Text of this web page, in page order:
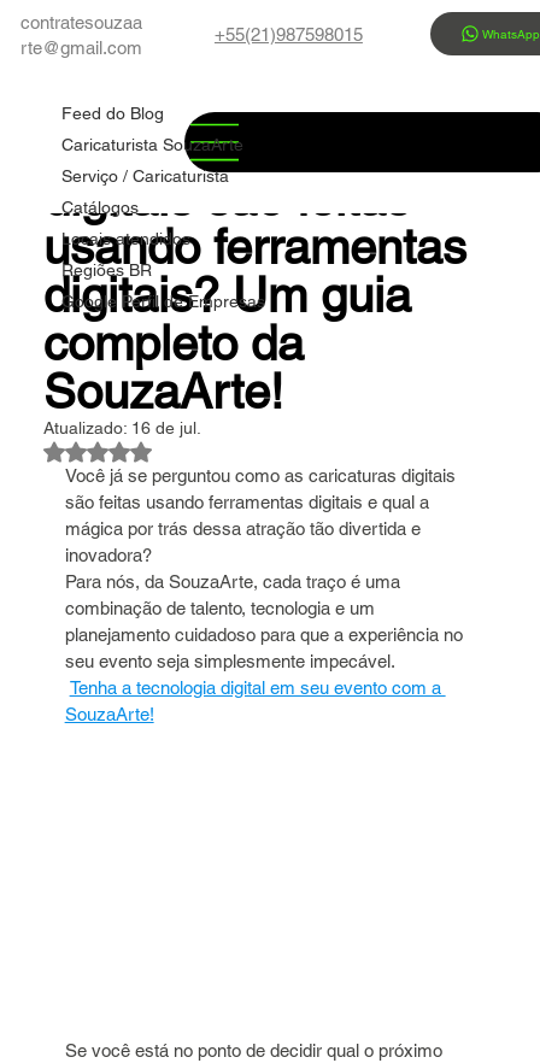
contratesouzaa
rte@gmail.com
+55(21)987598015 WhatsApp
Feed do Blog
Caricaturista SouzaArte
Serviço / Caricaturista
Catálogos
Locais atendidos
Regiões BR
Google Perfil de Empresas
Como as caricaturas
digitais são feitas
usando ferramentas
digitais? Um guia
completo da
SouzaArte!
Marco Souza
Atualizado: 16 de jul.
Avaliado com NaN de 5 estrelas.
Você já se perguntou como as caricaturas digitais
são feitas usando ferramentas digitais e qual a
mágica por trás dessa atração tão divertida e
inovadora?
Para nós, da SouzaArte, cada traço é uma
combinação de talento, tecnologia e um
planejamento cuidadoso para que a experiência no
seu evento seja simplesmente impecável.
Tenha a tecnologia digital em seu evento com a
SouzaArte!
Se você está no ponto de decidir qual o próximo